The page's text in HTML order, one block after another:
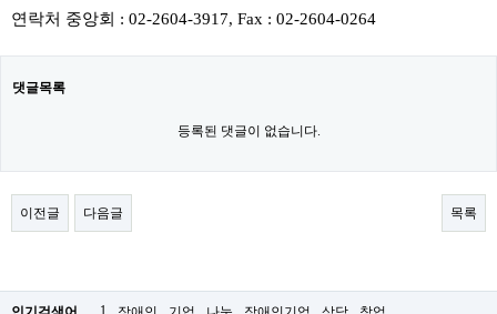
연락처 중앙회 : 02-2604-3917, Fax : 02-2604-0264
댓글목록
등록된 댓글이 없습니다.
이전글 다음글 목록
1